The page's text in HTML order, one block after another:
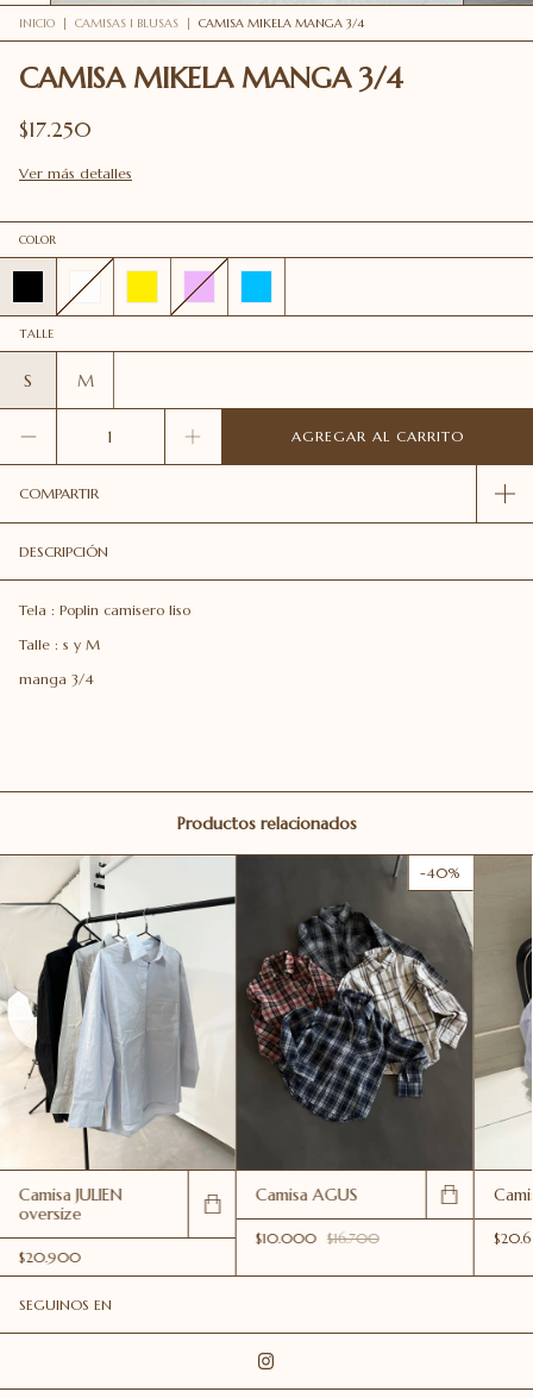
INICIO CAMISAS I BLUSAS CAMISA MIKELA MANGA 3/4
CAMISA MIKELA MANGA 3/4
$17.250
Ver más detalles
COLOR
TALLE
S M
COMPARTIR
DESCRIPCIÓN
Tela : Poplin camisero liso
Talle : s y M
manga 3/4
Productos relacionados
Camisa JULIEN
oversize
$20.900
-40%
Camisa AGUS
$10.000 $16.700
SEGUINOS EN